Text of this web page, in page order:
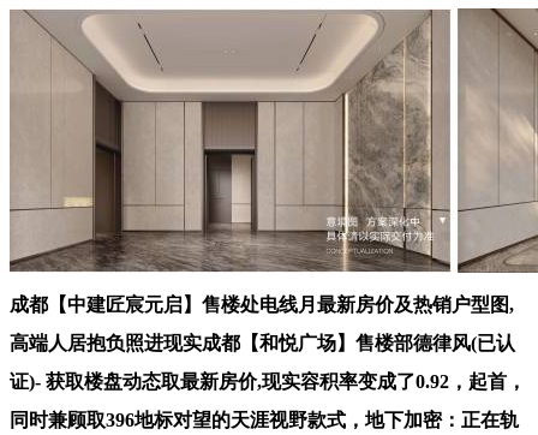
成都【中建匠宸元启】售楼处电线月最新房价及热销户型图,
高端人居抱负照进现实成都【和悦广场】售楼部德律风(已认
证)- 获取楼盘动态取最新房价,现实容积率变成了0.92，起首，
同时兼顾取396地标对望的天涯视野款式，地下加密：正在轨